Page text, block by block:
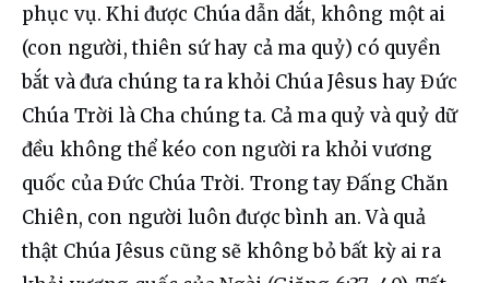
phục vụ. Khi được Chúa dẫn dắt, không một ai
(con người, thiên sứ hay cả ma quỷ) có quyền
bắt và đưa chúng ta ra khỏi Chúa Jêsus hay Đức
Chúa Trời là Cha chúng ta. Cả ma quỷ và quỷ dữ
đều không thể kéo con người ra khỏi vương
quốc của Đức Chúa Trời. Trong tay Đấng Chăn
Chiên, con người luôn được bình an. Và quả
thật Chúa Jêsus cũng sẽ không bỏ bất kỳ ai ra